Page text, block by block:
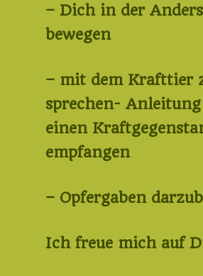
– Dich in der
bewegen
– mit dem Krafttier
sprechen-
einen
empfangen
– Opfergaben
Ich freue mich auf